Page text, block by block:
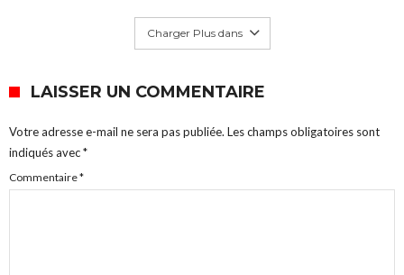
Charger Plus dans
LAISSER UN COMMENTAIRE
Votre adresse e-mail ne sera pas publiée. Les champs obligatoires sont
indiqués avec*
Commentaire*